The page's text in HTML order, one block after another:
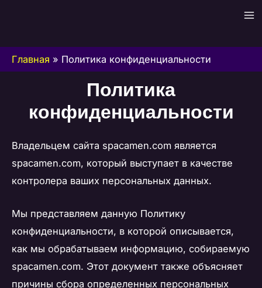
Главная » Политика конфиденциальности
Политика
конфиденциальности
Владельцем сайта spacamen.com является
spacamen.com, который выступает в качестве
контролера ваших персональных данных.
Мы представляем данную Политику
конфиденциальности, в которой описывается,
как мы обрабатываем информацию, собираемую
spacamen.com. Этот документ также объясняет
причины сбора определенных персональных